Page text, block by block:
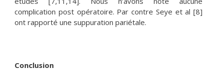
complication post opératoire. Par contre Seye et al [8]
ont rapporté une suppuration pariétale.
Conclusion